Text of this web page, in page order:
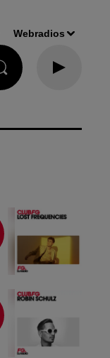
Webradios